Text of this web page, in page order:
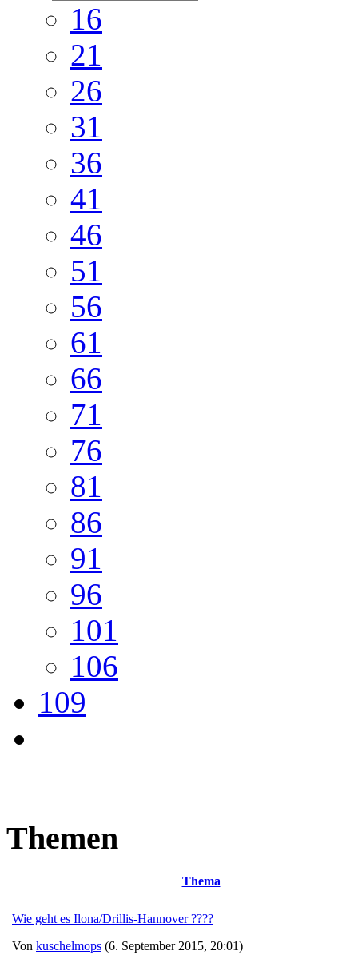
16
21
26
31
36
41
46
51
56
61
66
71
76
81
86
91
96
101
106
109
Themen
Thema
Wie geht es Ilona/Drillis-Hannover ????
Von kuschelmops (6. September 2015, 20:01)